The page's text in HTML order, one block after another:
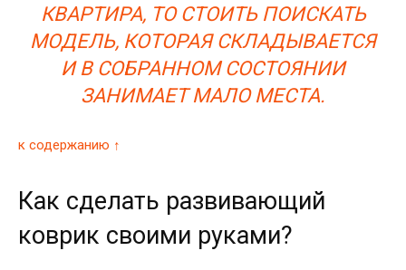
КВАРТИРА, ТО СТОИТЬ ПОИСКАТЬ
МОДЕЛЬ, КОТОРАЯ СКЛАДЫВАЕТСЯ
И В СОБРАННОМ СОСТОЯНИИ
ЗАНИМАЕТ МАЛО МЕСТА.
к содержанию ↑
Как сделать развивающий
коврик своими руками?